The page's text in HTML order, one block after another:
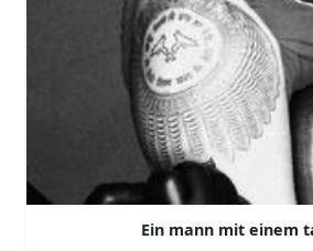
Ein mann mit einem